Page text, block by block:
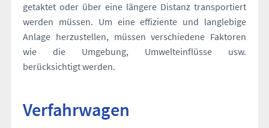
getaktet oder über eine längere Distanz transportiert
werden müssen. Um eine effiziente und langlebige
Anlage herzustellen, müssen verschiedene Faktoren
wie die Umgebung, Umwelteinflüsse usw.
berücksichtigt werden.
Verfahrwagen